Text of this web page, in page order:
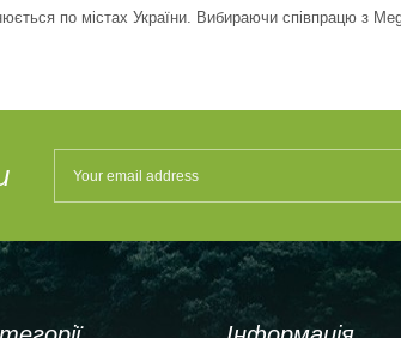
по містах України. Вибираючи співпрацю з